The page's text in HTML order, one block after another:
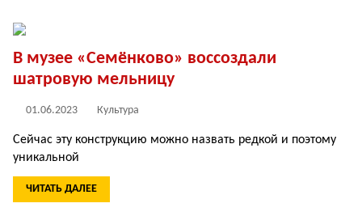
В музее «Семёнково» воссоздали
шатровую мельницу
01.06.2023 Культура
Сейчас эту конструкцию можно назвать редкой и поэтому
уникальной
ЧИТАТЬ ДАЛЕЕ